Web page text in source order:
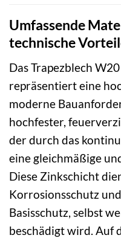
Umfassende
technische
Das Trapezblech
repräsentiert eine
moderne
hochfester,
der durch das
eine gleichmäßige
Diese Zinkschicht
Korrosionsschutz
Basisschutz, selbst
beschädigt wird. Auf